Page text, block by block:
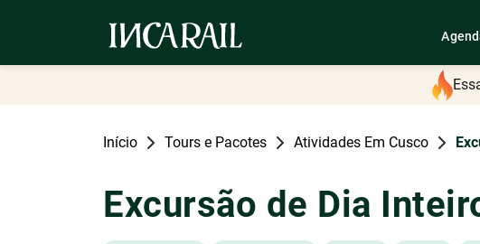
Início Tours e Pacotes Atividades Em Cusco
Excursão de Dia